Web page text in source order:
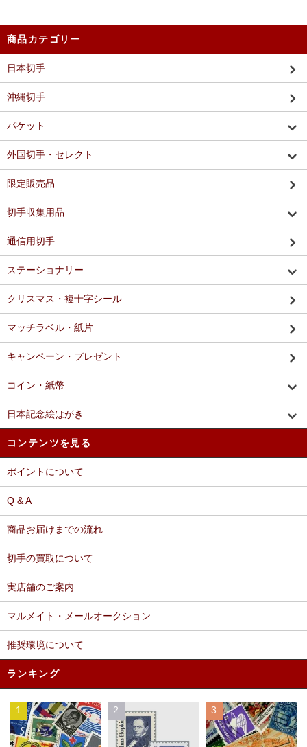
商品カテゴリー
日本切手
沖縄切手
パケット
外国切手・セレクト
限定販売品
切手収集用品
通信用切手
ステーショナリー
クリスマス・複十字シール
マッチラベル・紙片
キャンペーン・プレゼント
コイン・紙幣
日本記念絵はがき
コンテンツを見る
ポイントについて
Q & A
商品お届けまでの流れ
切手の買取について
実店舗のご案内
マルメイト・メールオークション
推奨環境について
ランキング
1 2 3